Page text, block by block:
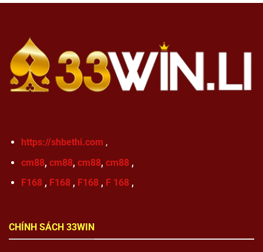
https://shbethi.com ,
cm88, cm88, cm88, cm88,
F168, F168, F168, F 168,
CHÍNH SÁCH 33WIN